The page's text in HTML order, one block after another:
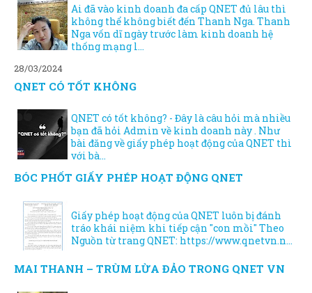
Ai đã vào kinh doanh đa cấp QNET đủ lâu thì
không thể không biết đến Thanh Nga. Thanh
Nga vốn dĩ ngày trước làm kinh doanh hệ
thống mạng l...
28/03/2024
QNET CÓ TỐT KHÔNG
QNET có tốt không? - Đây là câu hỏi mà nhiều
bạn đã hỏi Admin về kinh doanh này . Như
bài đăng về giấy phép hoạt động của QNET thì
với bà...
BÓC PHỐT GIẤY PHÉP HOẠT ĐỘNG QNET
Giấy phép hoạt động của QNET luôn bị đánh
tráo khái niệm khi tiếp cận "con mồi" Theo
Nguồn từ trang QNET: https://www.qnetvn.n...
MAI THANH – TRÙM LỪA ĐẢO TRONG QNET VN